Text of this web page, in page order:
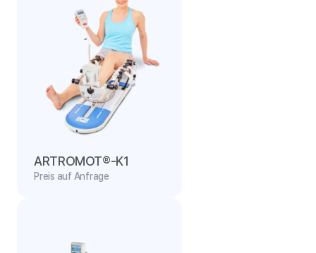
ARTROMOT®-K1
Preis auf Anfrage